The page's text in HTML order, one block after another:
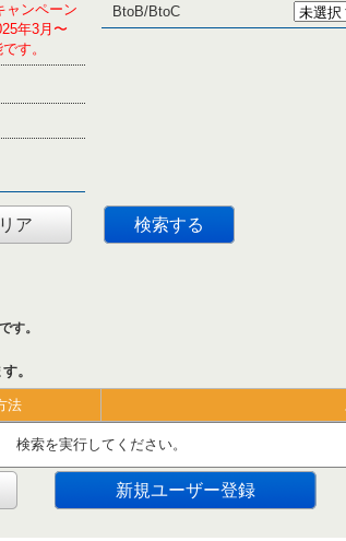
ャンペーン
年3月〜
す。
BtoB/BtoC
ア 検索する
す。
。
法
検索を実行してください。
新規ユーザー登録